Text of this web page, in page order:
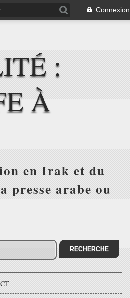
Connexion
:
À
en Irak et du
arabe ou